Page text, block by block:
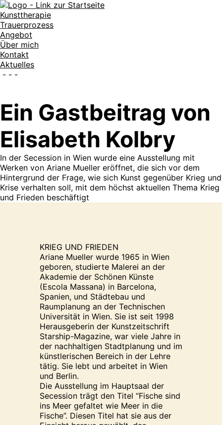
Kunsttherapie
Trauerprozess
Angebot
Über mich
Kontakt
Aktuelles
- - -
Ein Gastbeitrag von
Elisabeth Kolbry
In der Secession in Wien wurde eine Ausstellung mit
Werken von Ariane Mueller eröffnet, die sich vor dem
Hintergrund der Frage, wie sich Kunst gegenüber Krieg und
Krise verhalten soll, mit dem höchst aktuellen Thema Krieg
und Frieden beschäftigt
KRIEG UND FRIEDEN
Ariane Mueller wurde 1965 in Wien
geboren, studierte Malerei an der
Akademie der Schönen Künste
(Escola Massana) in Barcelona,
Spanien, und Städtebau und
Raumplanung an der Technischen
Universität in Wien. Sie ist seit 1998
Herausgeberin der Kunstzeitschrift
Starship-Magazine, war viele Jahre in
der nachhaltigen Stadtplanung und im
künstlerischen Bereich in der Lehre
tätig. Sie lebt und arbeitet in Wien
und Berlin.
Die Ausstellung im Hauptsaal der
Secession trägt den Titel “Fische sind
ins Meer gefaltet wie Meer in die
Fische”. Diesen Titel hat sie aus der